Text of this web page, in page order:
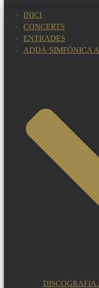
INICI
CONCERTS
ENTRADES
ADDA·SIMFÒNICA